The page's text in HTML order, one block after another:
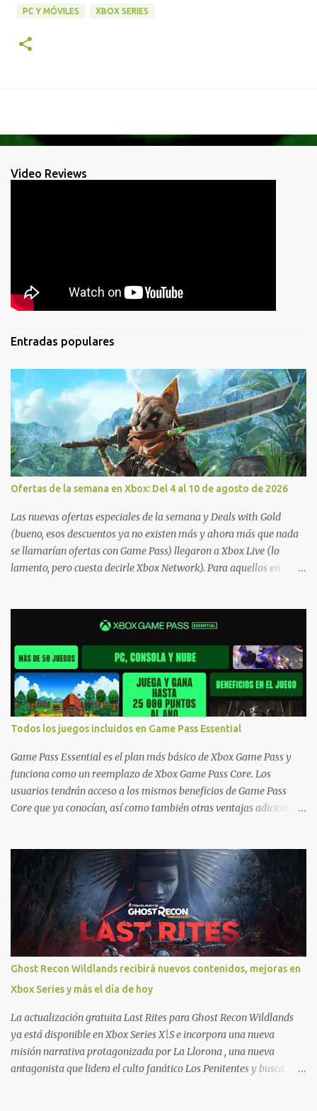
PC Y MÓVILES XBOX SERIES
Video Reviews
Entradas populares
Ofertas de la semana en Xbox: Del 4 al 10 de agosto de 2026
Las nuevas ofertas especiales de la semana y Deals with Gold
(bueno, esos descuentos ya no existen más y ahora más que nada
se llamarían ofertas con Game Pass) llegaron a Xbox Live (lo
lamento, pero cuesta decirle Xbox Network). Para aquellos en
jugarlos y mantener un progreso compartido en Windows PC y
Xbox, y tenemos un listado de juegos compatibles por acá . ¿Aún
necesitas una mano con las compras? Tenemos un tutorial extenso
o en vídeo para que se quiten todas las dudas generales de cómo
hacer compras en Xbox . Podes consultar un listado más completo
de promociones desde xbox.com. El post puede tener
actualizaciones regulares o cambios ante cualquier error. Ofertas
- Argentina Ofertas - Chile Ofertas - Colombia Ofertas - México
Ofertas - Estados Unidos Ofertas - España Todas las ofertas de
Xbox One también aplican a Xbox Series, a excepción de los jue...
Todos los juegos incluidos en Game Pass Essential
Game Pass Essential es el plan más básico de Xbox Game Pass y
funciona como un reemplazo de Xbox Game Pass Core. Los
usuarios tendrán acceso a los mismos beneficios de Game Pass
Core que ya conocían, así como también otras ventajas adicionales
que están en Xbox y PC, que van desde skins, desbloqueo de
personajes, paquetes de armas hasta emotes, monedas virtuales y
más para diferentes títulos. Todas estas ventajas se pueden
reclamar desde la sección de Game Pass o en tu aplicación de Xbox
yendo directamente a la pestaña de Game Pass. Essential también
ahora sumará el acceso a la Nube de Xbox, el cual nos permitite
jugar una pequeña porción de los juegos de la suscripción
mediante xCloud y más de 600 juegos compatibles si es que los
compramos previamente (con más títulos en camino a ser
compatibles con la función Transmite tu Propios Juegos). Pueden
leer más...
Ghost Recon Wildlands recibirá nuevos contenidos, mejoras en
Xbox Series y más el día de hoy
La actualización gratuita Last Rites para Ghost Recon Wildlands
ya está disponible en Xbox Series X|S e incorpora una nueva
misión narrativa protagonizada por La Llorona , una nueva
antagonista que lidera el culto fanático Los Penitentes y busca